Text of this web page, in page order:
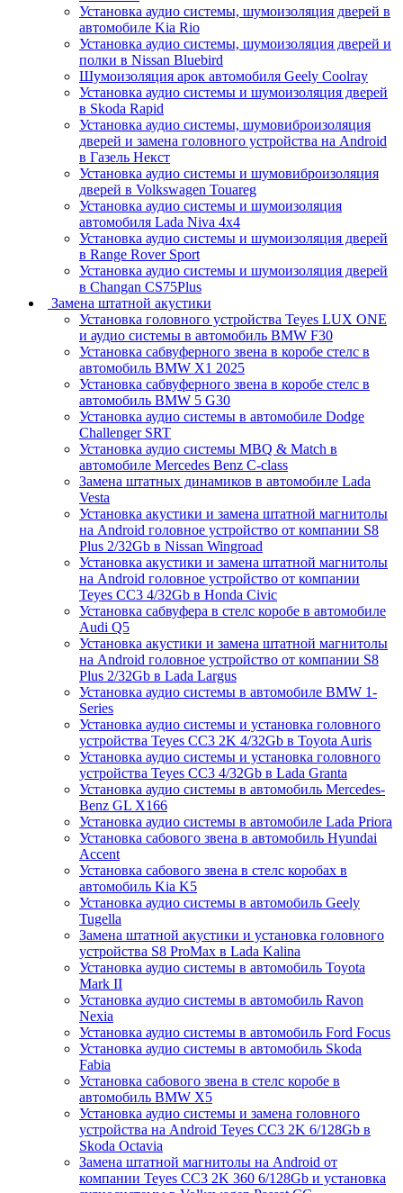
Установка аудио системы, шумоизоляция дверей в
автомобиле Kia Rio
Установка аудио системы, шумоизоляция дверей и
полки в Nissan Bluebird
Шумоизоляция арок автомобиля Geely Coolray
Установка аудио системы и шумоизоляция дверей
в Skoda Rapid
Установка аудио системы, шумовиброизоляция
дверей и замена головного устройства на Android
в Газель Некст
Установка аудио системы и шумовиброизоляция
дверей в Volkswagen Touareg
Установка аудио системы и шумоизоляция
автомобиля Lada Niva 4x4
Установка аудио системы и шумоизоляция дверей
в Range Rover Sport
Установка аудио системы и шумоизоляция дверей
в Changan CS75Plus
Замена штатной акустики
Установка головного устройства Teyes LUX ONE
и аудио системы в автомобиль BMW F30
Установка сабвуферного звена в коробе стелс в
автомобиль BMW X1 2025
Установка сабвуферного звена в коробе стелс в
автомобиль BMW 5 G30
Установка аудио системы в автомобиле Dodge
Challenger SRT
Установка аудио системы MBQ & Match в
автомобиле Mercedes Benz C-class
Замена штатных динамиков в автомобиле Lada
Vesta
Установка акустики и замена штатной магнитолы
на Android головное устройство от компании S8
Plus 2/32Gb в Nissan Wingroad
Установка акустики и замена штатной магнитолы
на Android головное устройство от компании
Teyes CC3 4/32Gb в Honda Civic
Установка сабвуфера в стелс коробе в автомобиле
Audi Q5
Установка акустики и замена штатной магнитолы
на Android головное устройство от компании S8
Plus 2/32Gb в Lada Largus
Установка аудио системы в автомобиле BMW 1-
Series
Установка аудио системы и установка головного
устройства Teyes CC3 2K 4/32Gb в Toyota Auris
Установка аудио системы и установка головного
устройства Teyes CC3 4/32Gb в Lada Granta
Установка аудио системы в автомобиль Mercedes-
Benz GL X166
Установка аудио системы в автомобиле Lada Priora
Установка сабового звена в автомобиль Hyundai
Accent
Установка сабового звена в стелс коробах в
автомобиль Kia K5
Установка аудио системы в автомобиль Geely
Tugella
Замена штатной акустики и установка головного
устройства S8 ProMax в Lada Kalina
Установка аудио системы в автомобиль Toyota
Mark II
Установка аудио системы в автомобиль Ravon
Nexia
Установка аудио системы в автомобиль Ford Focus
Установка аудио системы в автомобиль Skoda
Fabia
Установка сабового звена в стелс коробе в
автомобиль BMW X5
Установка аудио системы и замена головного
устройства на Android Teyes CC3 2K 6/128Gb в
Skoda Octavia
Замена штатной магнитолы на Android от
компании Teyes CC3 2K 360 6/128Gb и установка